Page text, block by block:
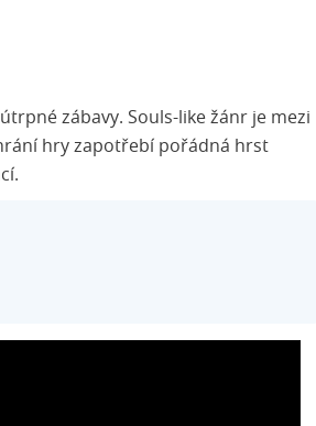
zábavy. Souls-like žánr je mezi
hry zapotřebí pořádná hrst